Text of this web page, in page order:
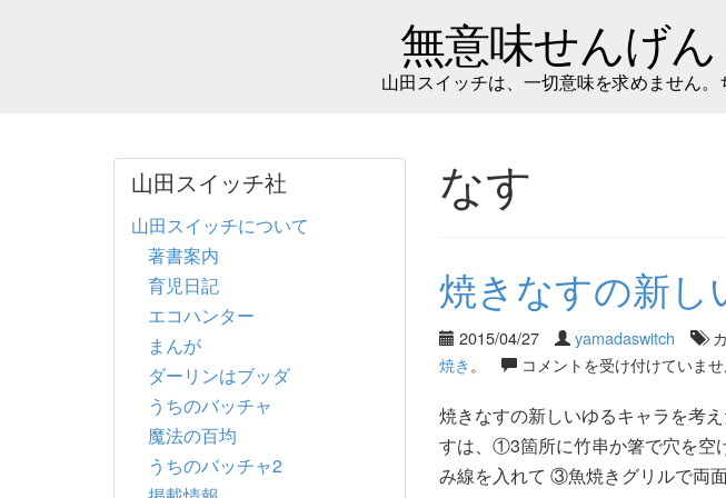
無意味せんげ
山田スイッチは、一切意味を求めません
なす
焼きなすの新し
2015/04/27 yamadaswitch
焼き 。 コメントを受け付けていま
焼きなすの新しいゆるキャラを
すは、①3箇所に竹串か箸で穴を空
み線を入れて ③魚焼きグリルで両
山田スイッチ社
山田スイッチについて
著書案内
育児日記
エコハンター
まんが
ダーリンはブッダ
うちのバッチャ
魔法の百均
うちのバッチャ2